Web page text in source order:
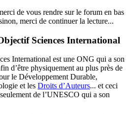
de vous rendre sur le forum en bas
merci de continuer la lecture...
Sciences International
International est une ONG qui a son
d’être physiquement au plus près de
le Développement Durable,
et les Droits d’Auteurs... et ceci
de l’UNESCO qui a son